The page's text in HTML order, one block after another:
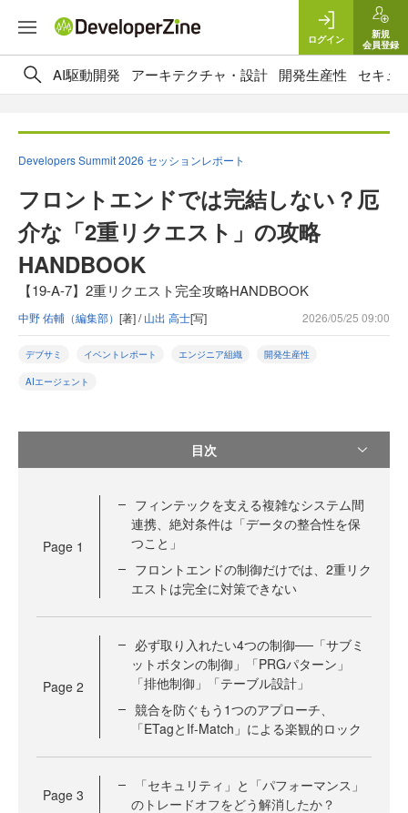
ログイン
新規
会員登録
AI駆動開発 アーキテクチャ・設計 開発生産性 セキュ
Developers Summit 2026 セッションレポート
フロントエンドでは完結しない？厄
介な「2重リクエスト」の攻略
HANDBOOK
【19-A-7】2重リクエスト完全攻略HANDBOOK
中野 佑輔（編集部） [著] /山出 高士[写] 2026/05/25 09:00
デブサミ イベントレポート エンジニア組織 開発生産性
AIエージェント
目次
Page 1
フィンテックを支える複雑なシステム間
連携、絶対条件は「データの整合性を保
つこと」
フロントエンドの制御だけでは、2重リク
エストは完全に対策できない
Page 2
必ず取り入れたい4つの制御──「サブミ
ットボタンの制御」「PRGパターン」
「排他制御」「テーブル設計」
競合を防ぐもう1つのアプローチ、
「ETagとIf-Match」による楽観的ロック
Page 3
「セキュリティ」と「パフォーマンス」
のトレードオフをどう解消したか？